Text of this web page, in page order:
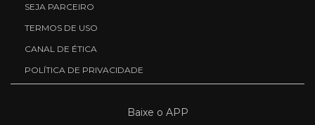
SEJA PARCEIRO
TERMOS DE USO
CANAL DE ÉTICA
POLÍTICA DE PRIVACIDADE
Baixe o APP